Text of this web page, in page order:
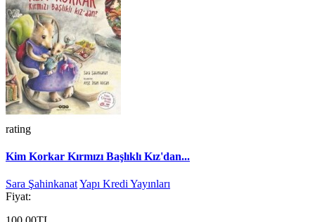
rating
Kim Korkar Kırmızı Başlıklı Kız'dan...
Sara ŞahinkanatYapı Kredi Yayınları
Fiyat: